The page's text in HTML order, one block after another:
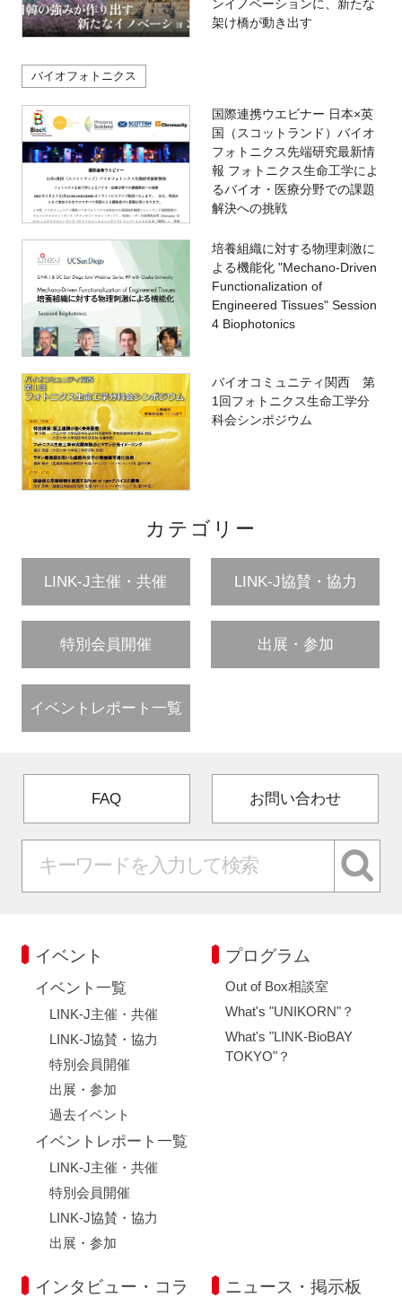
ンイノベーションに、新たな
架け橋が動き出す
バイオフォトニクス
国際連携ウエビナー 日本×英
国（スコットランド）バイオ
フォトニクス先端研究最新情
報 フォトニクス生命工学によ
るバイオ・医療分野での課題
解決への挑戦
培養組織に対する物理刺激に
よる機能化 "Mechano-Driven
Functionalization of
Engineered Tissues" Session
4 Biophotonics
バイオコミュニティ関西 第
1回フォトニクス生命工学分
科会シンポジウム
カテゴリー
LINK-J主催・共催 LINK-J協賛・協力
特別会員開催 出展・参加
イベントレポート一覧
FAQ お問い合わせ
イベント
イベント一覧
LINK-J主催・共催
LINK-J協賛・協力
特別会員開催
出展・参加
過去イベント
イベントレポート一覧
LINK-J主催・共催
特別会員開催
LINK-J協賛・協力
出展・参加
プログラム
Out of Box相談室
What's "UNIKORN"？
What's "LINK-BioBAY
TOKYO"？
インタビュー・コラ
ニュース・掲示板